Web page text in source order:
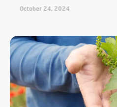
October 24, 2024